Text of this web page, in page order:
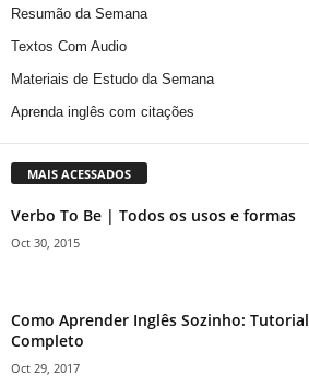
Resumão da Semana
Textos Com Audio
Materiais de Estudo da Semana
Aprenda inglês com citações
MAIS ACESSADOS
Verbo To Be | Todos os usos e formas
Oct 30, 2015
Como Aprender Inglês Sozinho: Tutorial
Completo
Oct 29, 2017